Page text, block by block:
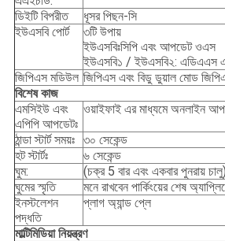
ডিইটি বিপরীত
ধূসর পিছন-সি
ইউএসবি পোর্ট
৩টি উপায়
ইউএসবিঃসিপি এবং আপডেট ওএস
ইউএসবি১ / ইউএসবি২: এডিএএস
জিপিএস মডিউল জিপিএস এবং বিডু ডুয়াল মোড
বিশেষ কাজ
এমসিইউ এবং
এপিপি আপডেটঃ
ওয়াইফাই এর মাধ্যমে অনলাইন
ঠান্ডা স্টার্ট সময়ঃ ৩০ সেকেন্ড
হট স্টার্টঃ
৬ সেকেন্ড
ঘুম:
(চক্র 5 বার এবং একবার পুনরায় চালু)
ঘুমের স্মৃতি
মনে রাখবেন পার্কিংয়ের শেষ
ইনস্টলেশন
পদ্ধতি
প্লাগ অ্যান্ড প্লে
মাল্টিমিডিয়া নিয়ন্ত্রণ